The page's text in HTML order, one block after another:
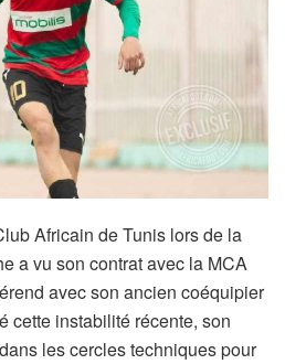
Africain de Tunis lors de la
a vu son contrat avec la MCA
avec son ancien coéquipier
cette instabilité récente, son
les cercles techniques pour